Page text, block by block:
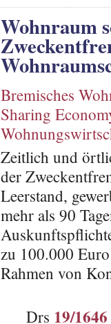
Wohnraum
Bremisches
Sharing
Zeitlich und
der
Leerstand,
mehr als 90
zu 100.000
Rahmen von
Drs 19/1646